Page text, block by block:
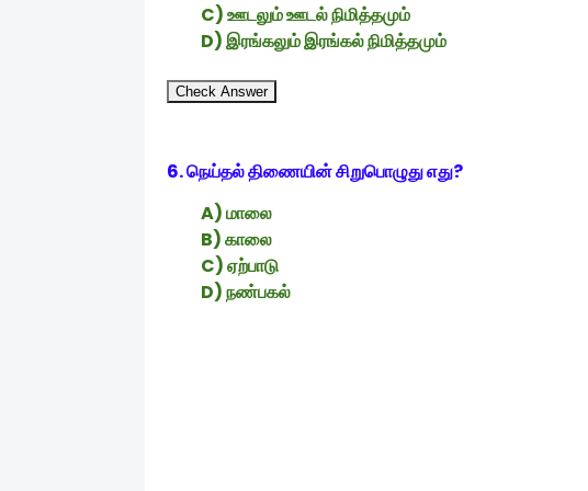
C) ஊடலும் ஊடல் நிமித்தமும்
D) இரங்கலும் இரங்கல் நிமித்தமும்
Check Answer
6. நெய்தல் திணையின் சிறுபொழுது எது?
A) மாலை
B) காலை
C) ஏற்பாடு
D) நண்பகல்